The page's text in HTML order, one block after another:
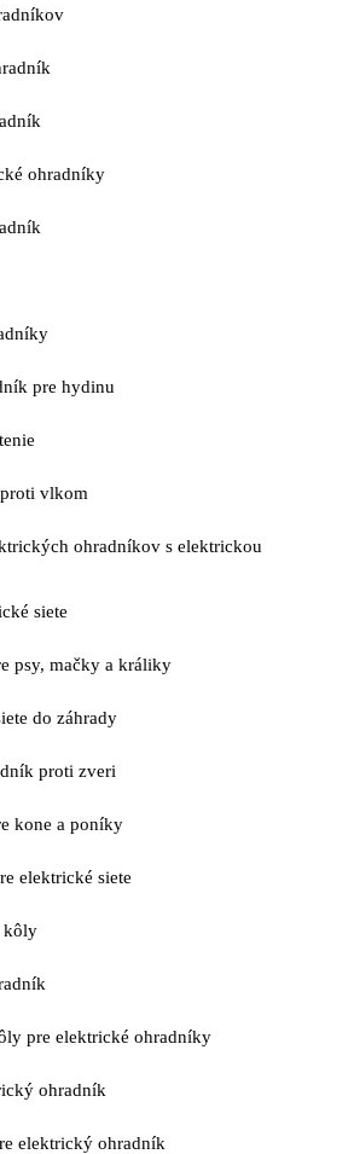
ohradníky
pre hydinu
vlkom
ohradníkov s elektrickou
siete
psy, mačky a králiky
do záhrady
proti zveri
kone a poníky
elektrické siete
kôly
pre elektrické ohradníky
ohradník
elektrický ohradník